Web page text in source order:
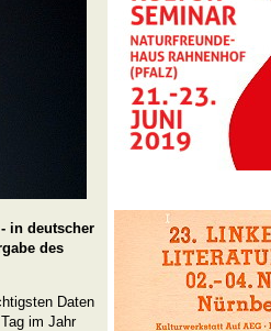
in deutscher
des
Daten
im Jahr